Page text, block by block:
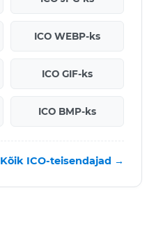
ICO WEBP-ks
ICO GIF-ks
ICO BMP-ks
Kõik ICO-teisendajad →